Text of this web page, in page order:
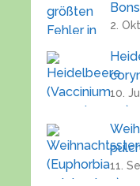
2.
10.
11.